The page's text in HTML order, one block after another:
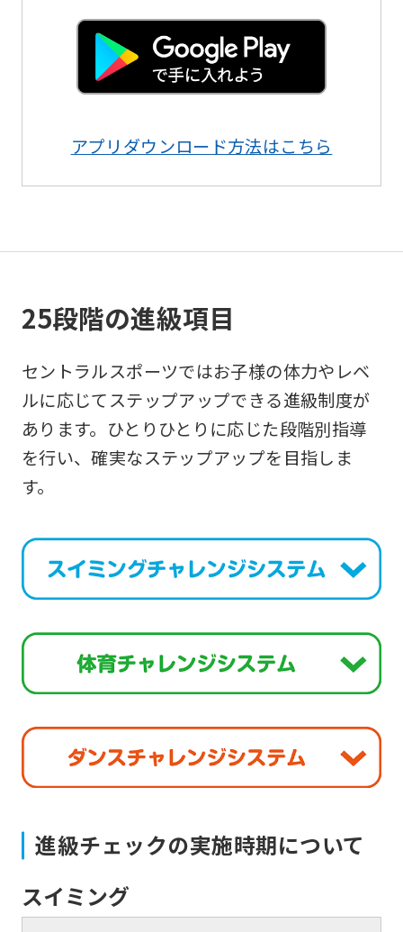
アプリダウンロード方法はこちら
25段階の進級項目
セントラルスポーツではお子様の体力やレベ
ルに応じてステップアップできる進級制度が
あります。ひとりひとりに応じた段階別指導
を行い、確実なステップアップを目指しま
す。
進級チェックの実施時期について
スイミング
For
foreigners
Sports
official
into
Click
the
link
below
translation)
to
to
the
top
page.
However,
if
use